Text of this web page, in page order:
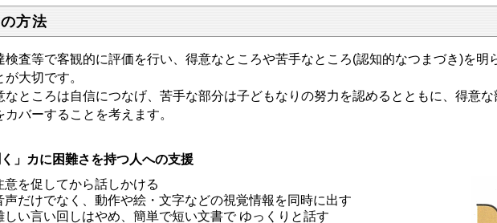
方法
査等で客観的に評価を行い、得意なところや苦手なところ(認知的なつまづき)を明
が大切です。
ところは自信につなげ、苦手な部分は子どもなりの努力を認めるとともに、得意な
カバーすることを考えます。
く」カに困難さを持つ人への支援
意を促してから話しかける
声だけでなく、動作や絵・文字などの視覚情報を同時に出す
しい言い回しはやめ、簡単で短い文書で ゆっくりと話す